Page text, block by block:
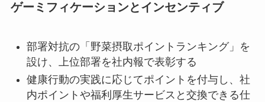
ゲーミフィケーションとインセンティブ
部署対抗の「野菜摂取ポイントランキング」を
設け、上位部署を社内報で表彰する
健康行動の実践に応じてポイントを付与し、社
内ポイントや福利厚生サービスと交換できる仕